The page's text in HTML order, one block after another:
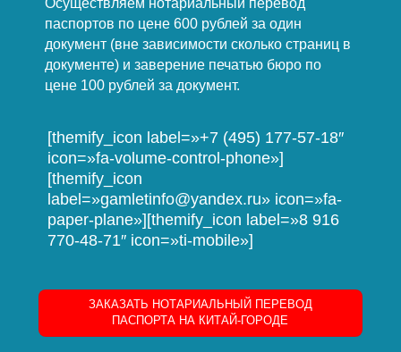
Осуществляем нотариальный перевод
паспортов по цене 600 рублей за один
документ (вне зависимости сколько страниц в
документе) и заверение печатью бюро по
цене 100 рублей за документ.
[themify_icon label=»+7 (495) 177-57-18″
icon=»fa-volume-control-phone»]
[themify_icon
label=»gamletinfo@yandex.ru» icon=»fa-
paper-plane»][themify_icon label=»8 916
770-48-71″ icon=»ti-mobile»]
ЗАКАЗАТЬ НОТАРИАЛЬНЫЙ ПЕРЕВОД
ПАСПОРТА НА КИТАЙ-ГОРОДЕ